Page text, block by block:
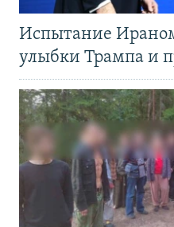
Испытание
улыбки Трампа и